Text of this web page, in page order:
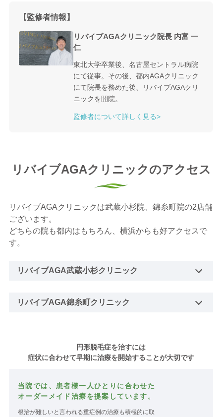
【監修者情報】
リバイブAGAクリニック院長 内富 一
仁
東北大学卒業後、名古屋セントラル病院
にて従事。その後、都内AGAクリニック
にて院長を務めた後、リバイブAGAクリ
ニックを開院。
監修者について詳しく見る>
リバイブAGAクリニックのアクセス
リバイブAGAクリニックは武蔵小杉院、錦糸町院の2店舗
ございます。
どちらの院も都内はもちろん、横浜からも好アクセスで
す。
リバイブAGA武蔵小杉クリニック
リバイブAGA錦糸町クリニック
円形脱毛症を治すには
症状に合わせて早期に治療を開始することが大切です
当院では、患者様一人ひとりに合わせた
オーダーメイド治療を提案しています。
根治が難しいと言われる重症例の治療も積極的に取